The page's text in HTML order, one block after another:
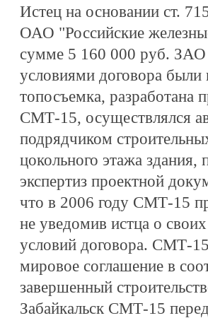
Истец на основании ст.
ОАО "Российские
сумме 5 160 000 руб. ЗАО
условиями договора
топосъемка, разработана
СМТ-15, осуществлялся
подрядчиком
цокольного этажа
экспертиз проектной
что в 2006 году СМТ-15
не уведомив истца о
условий договора. СМТ-
мировое соглашение в
завершенный
Забайкальск СМТ-15